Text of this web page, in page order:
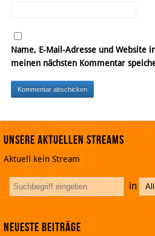
Name, E-Mail-Adresse und Website
meinen nächsten Kommentar
Unsere aktuellen Streams
Aktuell kein Stream
in
Neueste Beiträge